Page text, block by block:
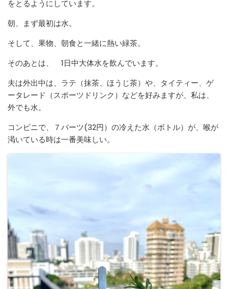
をとるようにしています。
朝、まず最初は水。
そして、果物、朝食と一緒に熱い緑茶。
そのあとは、 1日中大体水を飲んでいます。
夫は外出中は、ラテ（抹茶、ほうじ茶）や、タイティー、ゲ
ータレード（スポーツドリンク）などを好みますが、私は、
外でも水。
コンビニで、７バーツ(32円）の冷えた水（ボトル）が、喉が
渇いている時は一番美味しい。